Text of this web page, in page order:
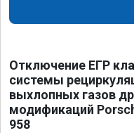
Отключение ЕГР
системы
выхлопных газов
модификаций
958